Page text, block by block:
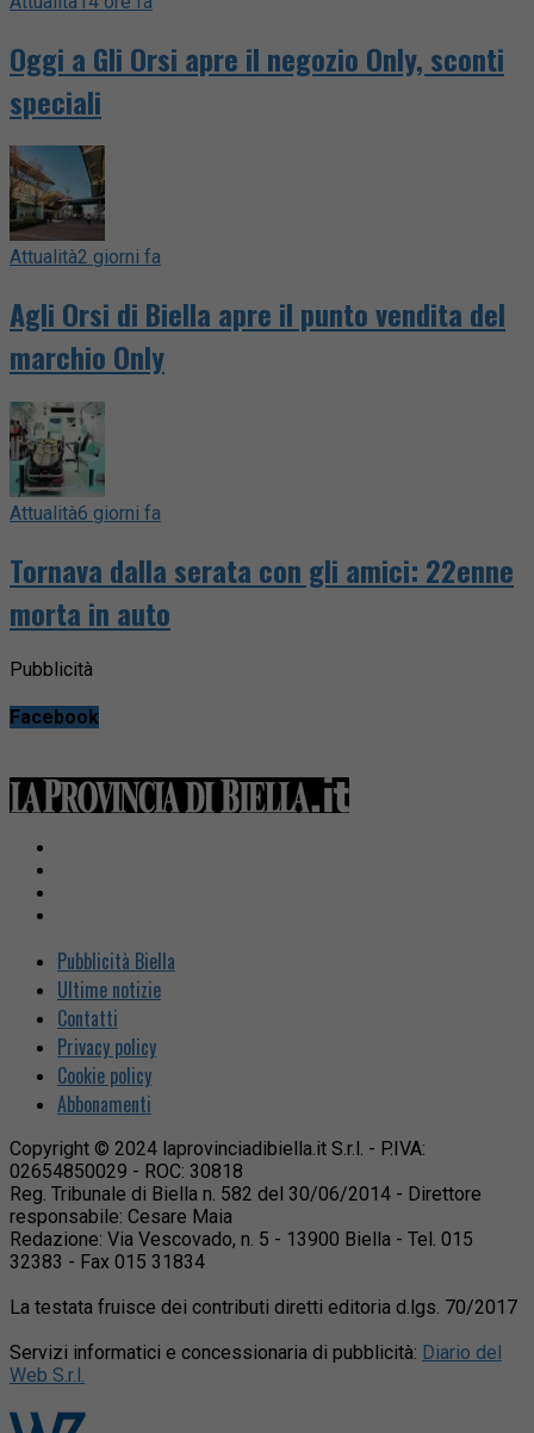
Oggi a Gli Orsi apre il negozio Only, sconti
speciali
Attualità2 giorni fa
Agli Orsi di Biella apre il punto vendita del
marchio Only
Attualità6 giorni fa
Tornava dalla serata con gli amici: 22enne
morta in auto
Pubblicità
Facebook
Pubblicità Biella
Ultime notizie
Contatti
Privacy policy
Cookie policy
Abbonamenti
Copyright © 2024 laprovinciadibiella.it S.r.l. - P.IVA:
02654850029 - ROC: 30818
Reg. Tribunale di Biella n. 582 del 30/06/2014 - Direttore
responsabile: Cesare Maia
Redazione: Via Vescovado, n. 5 - 13900 Biella - Tel. 015
32383 - Fax 015 31834
La testata fruisce dei contributi diretti editoria d.lgs. 70/2017
Servizi informatici e concessionaria di pubblicità: Diario del
Web S.r.l.